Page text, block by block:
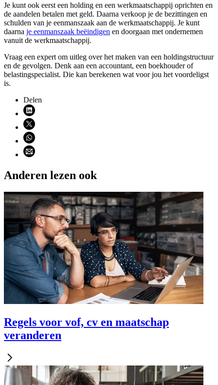
Je kunt ook eerst een holding en een werkmaatschappij oprichten en
de aandelen betalen met geld. Daarna verkoop je de bezittingen en
schulden van je eenmanszaak aan de werkmaatschappij. Je kunt
daarna je eenmanszaak beëindigen en doorgaan met ondernemen
vanuit de werkmaatschappij.
Vraag een expert om uitleg over het maken van een holdingstructuur
en de gevolgen. Denk aan een accountant, een boekhouder of
belastingspecialist. Die kan berekenen wat voor jou het voordeligst
is.
Delen
Deel via LinkedIn (opent nieuw venster)
Deel via X (opent nieuw venster)
Deel via WhatsApp (opent WhatsApp)
Deel via email (opent email programma)
Anderen lezen ook
Regels voor vof, cv en maatschap
veranderen